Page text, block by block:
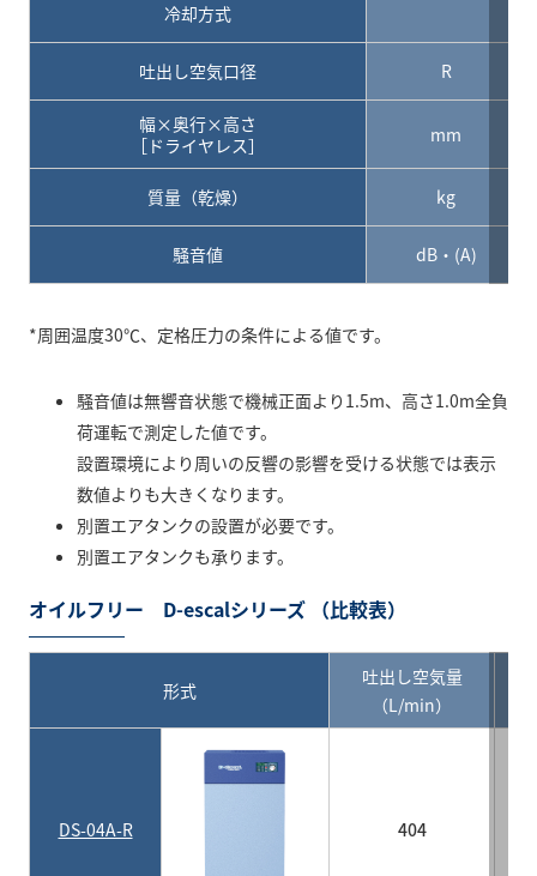
冷却方式
吐出し空気口径 R
幅×奥行×高さ
［ドライヤレス］
mm
質量（乾燥） kg
騒音値 dB・(A)
*周囲温度30℃、定格圧力の条件による値です。
騒音値は無響音状態で機械正面より1.5m、高さ1.0m全負
荷運転で測定した値です。
設置環境により周いの反響の影響を受ける状態では表示
数値よりも大きくなります。
別置エアタンクの設置が必要です。
別置エアタンクも承ります。
オイルフリー D-escalシリーズ （比較表）
形式
吐出し空気量
（L/min）
DS-04A-R 404